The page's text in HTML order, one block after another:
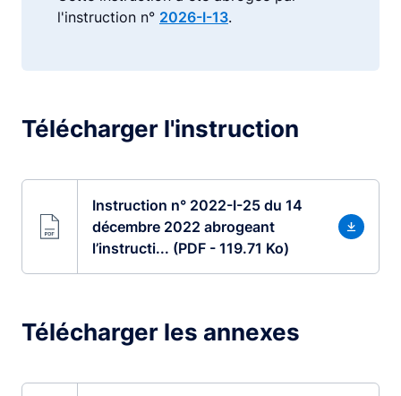
l'instruction n° 2026-I-13.
Télécharger l'instruction
Instruction n° 2022-I-25 du 14
décembre 2022 abrogeant
l’instructi... (PDF - 119.71 Ko)
Télécharger les annexes